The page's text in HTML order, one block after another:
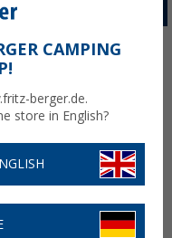
CAMPING
berger.de.
store in English?